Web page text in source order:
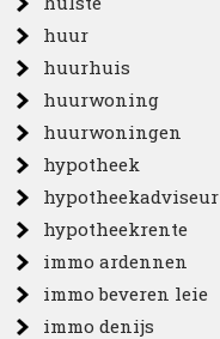
huur
huurhuis
huurwoning
huurwoningen
hypotheek
hypotheekadviseur
hypotheekrente
immo ardennen
immo beveren leie
immo denijs